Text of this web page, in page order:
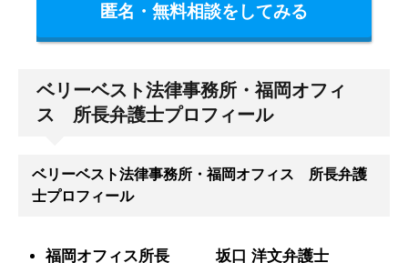
匿名・無料相談をしてみる
ベリーベスト法律事務所・福岡オフィ
ス 所長弁護士プロフィール
ベリーベスト法律事務所・福岡オフィス 所長弁護
士プロフィール
福岡オフィス所長 坂口 洋文弁護士